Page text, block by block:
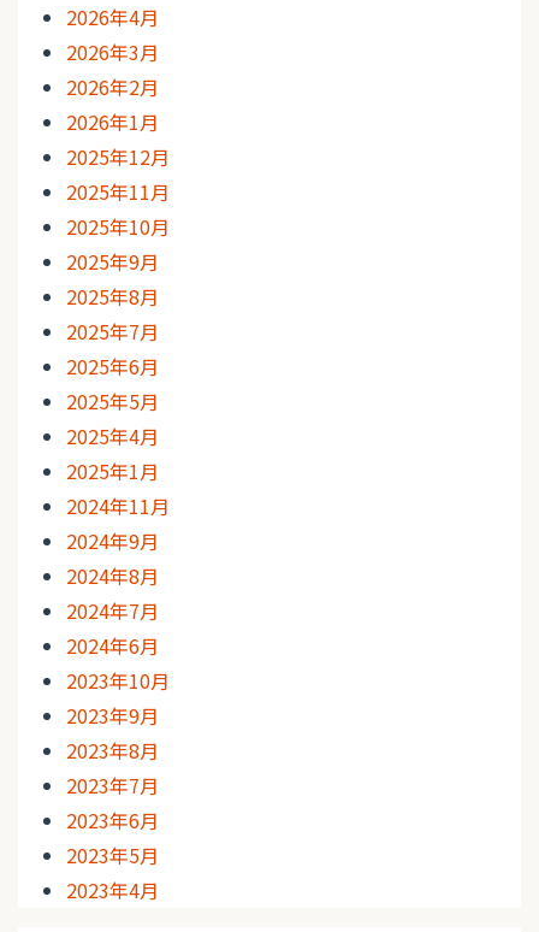
2026年4月
2026年3月
2026年2月
2026年1月
2025年12月
2025年11月
2025年10月
2025年9月
2025年8月
2025年7月
2025年6月
2025年5月
2025年4月
2025年1月
2024年11月
2024年9月
2024年8月
2024年7月
2024年6月
2023年10月
2023年9月
2023年8月
2023年7月
2023年6月
2023年5月
2023年4月